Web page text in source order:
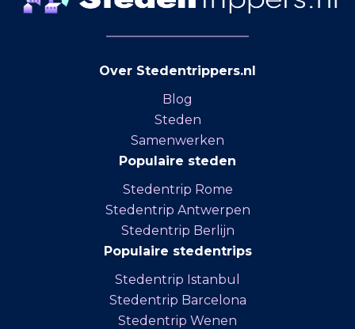
Over Stedentrippers.nl
Blog
Steden
Samenwerken
Populaire steden
Stedentrip Rome
Stedentrip Antwerpen
Stedentrip Berlijn
Populaire stedentrips
Stedentrip Istanbul
Stedentrip Barcelona
Stedentrip Wenen